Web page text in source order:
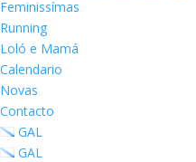
Feminissímas
Running
Loló e Mamá
Calendario
Novas
Contacto
GAL
GAL